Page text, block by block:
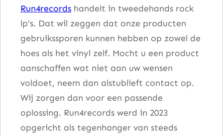
Run4records handelt in tweedehands rock
lp’s. Dat wil zeggen dat onze producten
gebruikssporen kunnen hebben op zowel de
hoes als het vinyl zelf. Mocht u een product
aanschaffen wat niet aan uw wensen
voldoet, neem dan alstublieft contact op.
Wij zorgen dan voor een passende
oplossing. Run4records werd in 2023
opgericht als tegenhanger van steeds